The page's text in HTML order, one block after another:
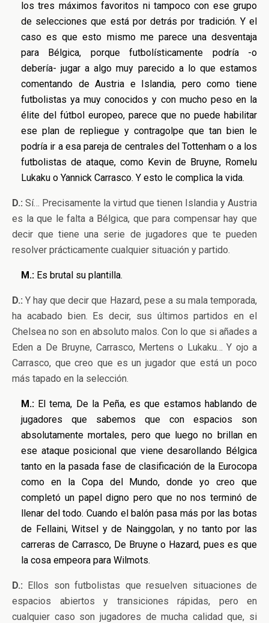
los tres máximos favoritos ni tampoco con ese grupo
de selecciones que está por detrás por tradición. Y el
caso es que esto mismo me parece una desventaja
para Bélgica, porque futbolísticamente podría -o
debería- jugar a algo muy parecido a lo que estamos
comentando de Austria e Islandia, pero como tiene
futbolistas ya muy conocidos y con mucho peso en la
élite del fútbol europeo, parece que no puede habilitar
ese plan de repliegue y contragolpe que tan bien le
podría ir a esa pareja de centrales del Tottenham o a los
futbolistas de ataque, como Kevin de Bruyne, Romelu
Lukaku o Yannick Carrasco. Y esto le complica la vida.
D.: Sí… Precisamente la virtud que tienen Islandia y Austria
es la que le falta a Bélgica, que para compensar hay que
decir que tiene una serie de jugadores que te pueden
resolver prácticamente cualquier situación y partido.
M.: Es brutal su plantilla.
D.: Y hay que decir que Hazard, pese a su mala temporada,
ha acabado bien. Es decir, sus últimos partidos en el
Chelsea no son en absoluto malos. Con lo que si añades a
Eden a De Bruyne, Carrasco, Mertens o Lukaku… Y ojo a
Carrasco, que creo que es un jugador que está un poco
más tapado en la selección.
M.: El tema, De la Peña, es que estamos hablando de
jugadores que sabemos que con espacios son
absolutamente mortales, pero que luego no brillan en
ese ataque posicional que viene desarollando Bélgica
tanto en la pasada fase de clasificación de la Eurocopa
como en la Copa del Mundo, donde yo creo que
completó un papel digno pero que no nos terminó de
llenar del todo. Cuando el balón pasa más por las botas
de Fellaini, Witsel y de Nainggolan, y no tanto por las
carreras de Carrasco, De Bruyne o Hazard, pues es que
la cosa empeora para Wilmots.
D.: Ellos son futbolistas que resuelven situaciones de
espacios abiertos y transiciones rápidas, pero en
cualquier caso son jugadores de mucha calidad que, si